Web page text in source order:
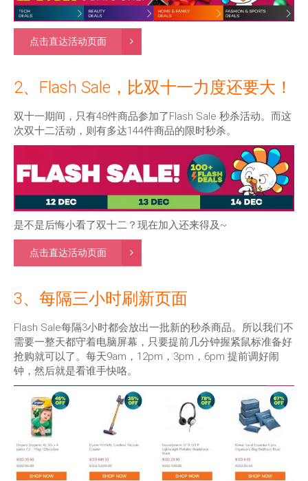
点击直达活动页面
2、Flash Sale，比双十一力度还要大！
双十一期间，只有48件商品参加了Flash Sale 秒杀活动。而这
次双十二活动，则有多达144件商品的限时秒杀。
是不是后悔小看了双十二？现在加入还来得及~
点击直达活动页面
3、每隔三小时刷新页面
Flash Sale每隔3小时都会放出一批新的秒杀商品。所以我们不
需要一整天都守着电脑屏幕，只要提前几分钟握紧鼠标准备好
抢购就可以了。每天9am，12pm，3pm，6pm 提前调好闹
钟，然后就是看谁手快咯。